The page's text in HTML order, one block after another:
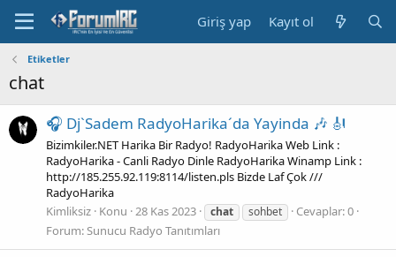
Giriş yap Kayıt ol
Etiketler
chat
🎧 Dj`Sadem RadyoHarika´da Yayinda 🎶 🎻
Bizimkiler.NET Harika Bir Radyo! RadyoHarika Web Link :
RadyoHarika - Canli Radyo Dinle RadyoHarika Winamp Link :
http://185.255.92.119:8114/listen.pls Bizde Laf Çok ///
RadyoHarika
Kimliksiz Konu 28 Kas 2023 chat sohbet
Cevaplar: 0
Forum:Sunucu Radyo Tanıtımları